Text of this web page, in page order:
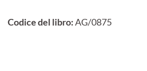
Codice del libro:AG/0875